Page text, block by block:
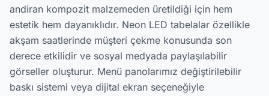
andiran kompozit malzemeden üretildiği için hem
estetik hem dayanıklıdır. Neon LED tabelalar özellikle
akşam saatlerinde müşteri çekme konusunda son
derece etkilidir ve sosyal medyada paylaşılabilir
görseller oluşturur. Menü panolarımız değiştirilebilir
baskı sistemi veya dijital ekran seçeneğiyle